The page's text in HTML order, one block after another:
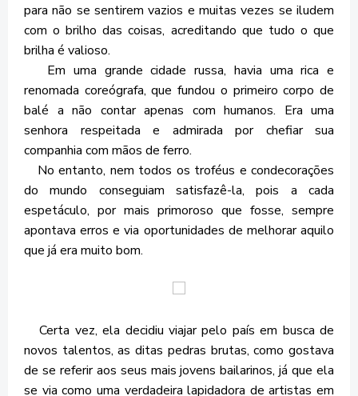
para não se sentirem vazios e muitas vezes se iludem
com o brilho das coisas, acreditando que tudo o que
brilha é valioso.
Em uma grande cidade russa, havia uma rica e
renomada coreógrafa, que fundou o primeiro corpo de
balé a não contar apenas com humanos. Era uma
senhora respeitada e admirada por chefiar sua
companhia com mãos de ferro.
No entanto, nem todos os troféus e condecorações
do mundo conseguiam satisfazê-la, pois a cada
espetáculo, por mais primoroso que fosse, sempre
apontava erros e via oportunidades de melhorar aquilo
que já era muito bom.
Certa vez, ela decidiu viajar pelo país em busca de
novos talentos, as ditas pedras brutas, como gostava
de se referir aos seus mais jovens bailarinos, já que ela
se via como uma verdadeira lapidadora de artistas em